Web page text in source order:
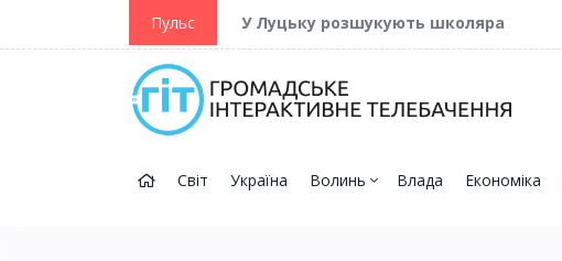
Пульс У Луцьку розшукують школяра
Світ Україна Волинь Влада Економіка